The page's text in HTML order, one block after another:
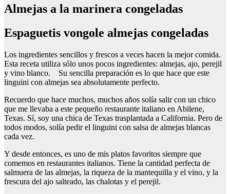
Almejas a la marinera congeladas
Espaguetis vongole almejas congeladas
Los ingredientes sencillos y frescos a veces hacen la mejor comida.
Esta receta utiliza sólo unos pocos ingredientes: almejas, ajo, perejil
y vino blanco. Su sencilla preparación es lo que hace que este
linguini con almejas sea absolutamente perfecto.
Recuerdo que hace muchos, muchos años solía salir con un chico
que me llevaba a este pequeño restaurante italiano en Abilene,
Texas. Sí, soy una chica de Texas trasplantada a California. Pero de
todos modos, solía pedir el linguini con salsa de almejas blancas
cada vez.
Y desde entonces, es uno de mis platos favoritos siempre que
comemos en restaurantes italianos. Tiene la cantidad perfecta de
salmuera de las almejas, la riqueza de la mantequilla y el vino, y la
frescura del ajo salteado, las chalotas y el perejil.